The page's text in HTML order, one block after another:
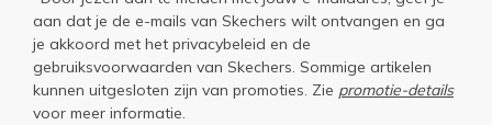
aan dat je de e-mails van Skechers wilt ontvangen en ga
je akkoord met het privacybeleid en de
gebruiksvoorwaarden van Skechers. Sommige artikelen
kunnen uitgesloten zijn van promoties. Zie promotie-details
voor meer informatie.